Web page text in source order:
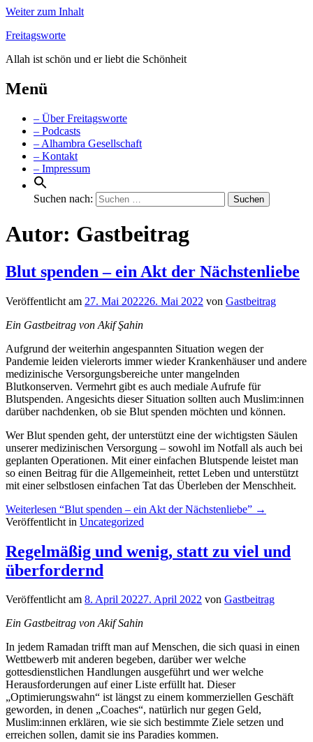
Weiter zum Inhalt
Freitagsworte
Allah ist schön und er liebt die Schönheit
Menü
– Über Freitagsworte
– Podcasts
– Alhambra Gesellschaft
– Kontakt
– Impressum
Suchen nach:
Autor: Gastbeitrag
Blut spenden – ein Akt der Nächstenliebe
Veröffentlicht am 27. Mai 202226. Mai 2022 von Gastbeitrag
Ein Gastbeitrag von Akif Şahin
Aufgrund der weiterhin angespannten Situation wegen der
Pandemie leiden vielerorts immer wieder Krankenhäuser und andere
medizinische Versorgungsbereiche unter mangelnden
Blutkonserven. Vermehrt gibt es auch mediale Aufrufe für
Blutspenden. Angesichts dieser Situation sollten auch Muslim:innen
darüber nachdenken, ob sie Blut spenden möchten und können.
Wer Blut spenden geht, der unterstützt eine der wichtigsten Säulen
unserer medizinischen Versorgung – sowohl im Notfall als auch bei
geplanten Operationen. Mit einer einfachen Blutspende leistet man
so einen Beitrag für die Allgemeinheit, rettet Leben und unterstützt
mit einer selbstlosen einfachen Tat das Überleben der Menschheit.
Weiterlesen “Blut spenden – ein Akt der Nächstenliebe” →
Veröffentlicht in Uncategorized
Regelmäßig und wenig, statt zu viel und
überfordernd
Veröffentlicht am 8. April 20227. April 2022 von Gastbeitrag
Ein Gastbeitrag von Akif Sahin
In jedem Ramadan trifft man auf Menschen, die sich quasi in einen
Wettbewerb mit anderen begeben, darüber wer welche
gottesdienstlichen Handlungen ausgeführt und wer welche
Herausforderungen auf einer Liste erfüllt hat. Dieser
„Optimierungswahn“ ist längst zu einem kommerziellen Geschäft
geworden, in denen „Coaches“, natürlich nur gegen Geld,
Muslim:innen erklären, wie sie sich bestimmte Ziele setzen und
erreichen sollen, damit sie ins Paradies kommen.